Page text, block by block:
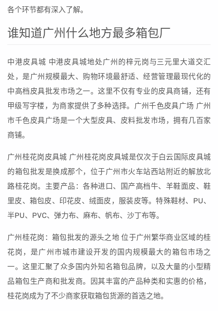
各个环节都有深入了解。
谁知道广州什么地方最多箱包厂
中港皮具城 中港皮具城地处广州的梓元岗与三元里大道交汇
处，是广州规模最大、购物环境最舒适、经营管理最现代化的
中高档皮具批发市场之一。这里不仅有专业的皮具商铺，还有
甲级写字楼，为商家提供了多种选择。广州千色皮具广场 广州
市千色皮具广场是一个大型皮具、皮料批发市场，拥有几百家
商铺。
广州桂花岗皮具城 广州桂花岗皮具城是仅次于白云国际皮具城
的箱包批发是换成那个，位于广州市火车站西站附近的解放北
路桂花岗。主要产品：各种进口、国产高档牛、羊鞋面皮、鞋
里皮、箱包皮、印花皮、绒面皮，服装皮等。特殊鞋材、PU、
半PU、PVC、弹力布、麻布、帆布、沙丁布等。
广州桂花岗：箱包批发的源头之地 位于广州繁华商业区域的桂
花岗，是广州市城市建设开发的国内规模最大的箱包市场之
一。这里汇聚了众多国内外知名箱包品牌，以及大量的小型精
品箱包生产商和批发商。因其丰富的产品种类和实惠的价格，
桂花岗成为了不少商家获取箱包货源的首选之地。